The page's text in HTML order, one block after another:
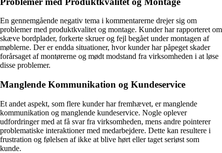
En gennemgående negativ tema i kommentarerne drejer sig om
problemer med produktkvalitet og montage. Kunder har rapporteret om
skæve bordplader, forkerte skruer og fejl begået under montagen af
møblerne. Der er endda situationer, hvor kunder har påpeget skader
forårsaget af montørerne og mødt modstand fra virksomheden i at løse
disse problemer.
Manglende Kommunikation og Kundeservice
Et andet aspekt, som flere kunder har fremhævet, er manglende
kommunikation og manglende kundeservice. Nogle oplever
udfordringer med at få svar fra virksomheden, mens andre pointerer
problematiske interaktioner med medarbejdere. Dette kan resultere i
frustration og følelsen af ikke at blive hørt eller taget seriøst som
kunde.